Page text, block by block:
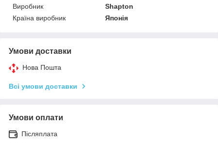
Виробник
Shapton
Країна виробник
Японія
Умови доставки
Нова Пошта
Всі умови доставки
Умови оплати
Післяплата